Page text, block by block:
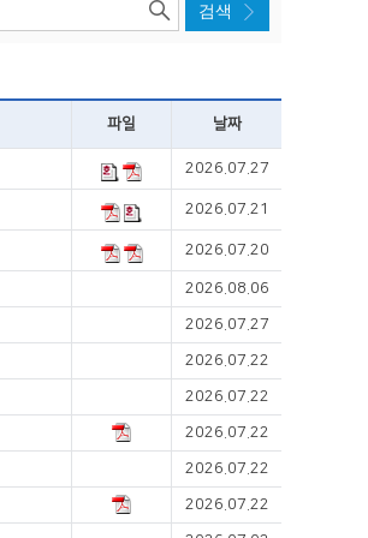
파일 날짜
2026.07.27
2026.07.21
2026.07.20
2026.08.06
2026.07.27
2026.07.22
2026.07.22
2026.07.22
2026.07.22
2026.07.22